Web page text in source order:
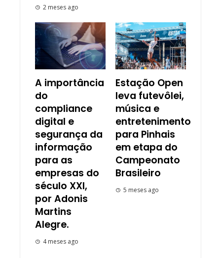
2 meses ago
A importância
do
compliance
digital e
segurança da
informação
para as
empresas do
século XXI,
por Adonis
Martins
Alegre.
4 meses ago
Estação Open
leva futevôlei,
música e
entretenimento
para Pinhais
em etapa do
Campeonato
Brasileiro
5 meses ago